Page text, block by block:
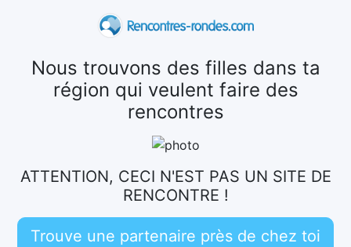
Nous trouvons des filles dans ta
région qui veulent faire des
rencontres
ATTENTION, CECI N'EST PAS UN SITE DE
RENCONTRE !
Trouve une partenaire près de chez toi